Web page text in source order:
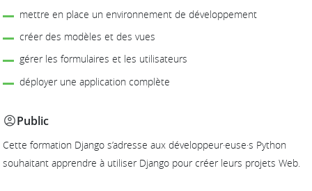
mettre en place un environnement de développement
créer des modèles et des vues
gérer les formulaires et les utilisateurs
déployer une application complète
Public
Cette formation Django s’adresse aux développeur·euse·s Python
souhaitant apprendre à utiliser Django pour créer leurs projets Web.